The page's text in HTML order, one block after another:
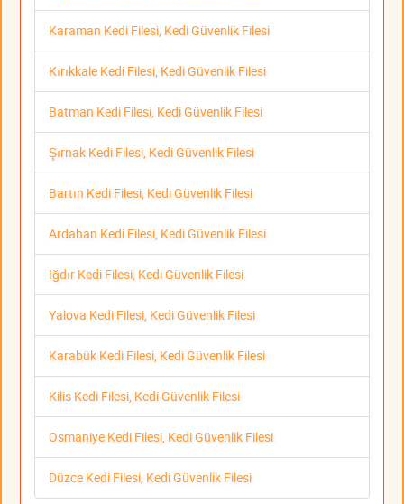
Karaman Kedi Filesi, Kedi Güvenlik Filesi
Kırıkkale Kedi Filesi, Kedi Güvenlik Filesi
Batman Kedi Filesi, Kedi Güvenlik Filesi
Şırnak Kedi Filesi, Kedi Güvenlik Filesi
Bartın Kedi Filesi, Kedi Güvenlik Filesi
Ardahan Kedi Filesi, Kedi Güvenlik Filesi
Iğdır Kedi Filesi, Kedi Güvenlik Filesi
Yalova Kedi Filesi, Kedi Güvenlik Filesi
Karabük Kedi Filesi, Kedi Güvenlik Filesi
Kilis Kedi Filesi, Kedi Güvenlik Filesi
Osmaniye Kedi Filesi, Kedi Güvenlik Filesi
Düzce Kedi Filesi, Kedi Güvenlik Filesi